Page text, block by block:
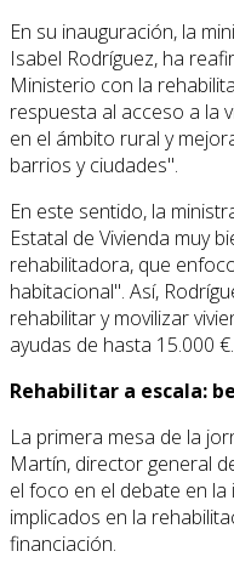
En su inauguración, la
Isabel Rodríguez, ha
Ministerio con la
respuesta al acceso a la
en el ámbito rural y
barrios y ciudades".
En este sentido, la
Estatal de Vivienda muy
rehabilitadora, que
habitacional". Así,
rehabilitar y movilizar
ayudas de hasta 15.000 €.
Rehabilitar a escala:
La primera mesa de la
Martín, director general
el foco en el debate en
implicados en la
financiación.